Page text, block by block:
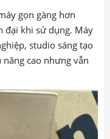
gọn gàng hơn
đại khi sử dụng. Máy
studio sáng tạo
cao nhưng vẫn